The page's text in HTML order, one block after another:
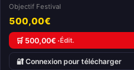
Objectif Festival
500,00€
🛒 500,00€ ·Édit.
🔐 Connexion pour télécharger